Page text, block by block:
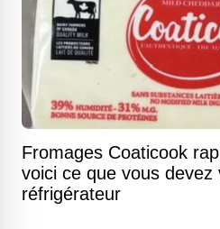
Fromages Coaticook
voici ce que vous
réfrigérateur